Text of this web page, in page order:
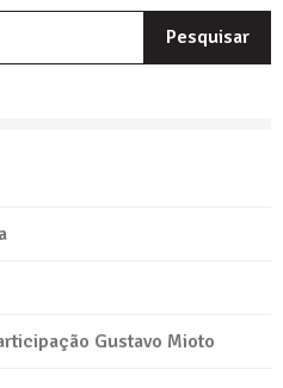
Gustavo Mioto